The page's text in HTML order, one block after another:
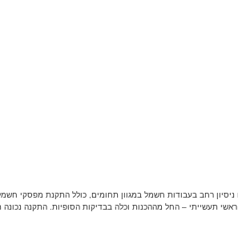
רחב בעבודות חשמל במגוון תחומים, כולל התקנת מפסקי
תעשייתי – החל מההכנות וכלה בבדיקות הסופיות. התקנה נכונה